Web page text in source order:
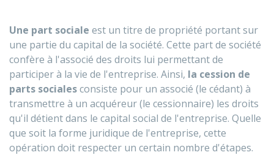
Une part sociale est un titre de propriété portant sur
une partie du capital de la société. Cette part de société
confère à l'associé des droits lui permettant de
participer à la vie de l'entreprise. Ainsi, la cession de
parts socialesconsiste pour un associé (le cédant) à
transmettre à un acquéreur (le cessionnaire) les droits
qu'il détient dans le capital social de l'entreprise. Quelle
que soit la forme juridique de l'entreprise, cette
opération doit respecter un certain nombre d'étapes.